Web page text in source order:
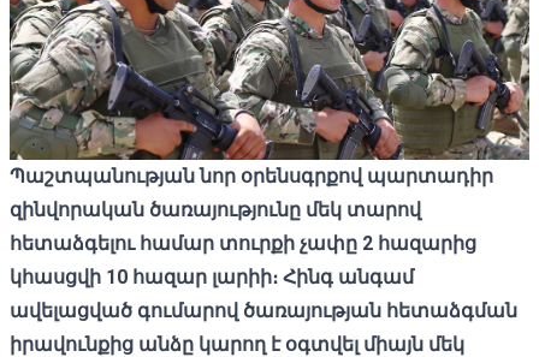
Պաշտպանության նոր օրենսգրքով պարտադիր
զինվորական ծառայությունը մեկ տարով
հետաձգելու համար տուրքի չափը 2 հազարից
կհասցվի 10 հազար լարիի։ Հինգ անգամ
ավելացված գումարով ծառայության հետաձգման
իրավունքից անձը կարող է օգտվել միայն մեկ